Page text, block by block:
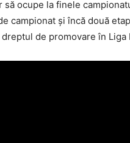
să ocupe la finele
campionat şi încă două
de promovare în Liga